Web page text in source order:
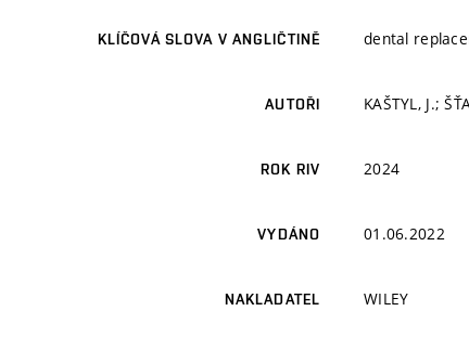
KLÍČOVÁ SLOVA V ANGLIČTINĚ dental
AUTOŘI KAŠTYL, J.;
ROK RIV 2024
VYDÁNO 01.06.2022
NAKLADATEL WILEY